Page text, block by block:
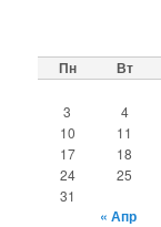
Пн Вт
3
4
10
11
17
18
24
25
31
« Апр